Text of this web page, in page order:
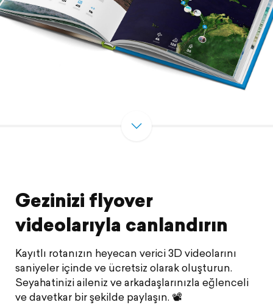
Gezinizi flyover
videolarıyla canlandırın
Kayıtlı rotanızın heyecan verici 3D videolarını
saniyeler içinde ve ücretsiz olarak oluşturun.
Seyahatinizi aileniz ve arkadaşlarınızla eğlenceli
ve davetkar bir şekilde paylaşın. 📽️